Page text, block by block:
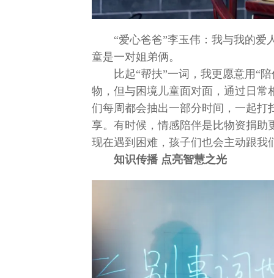
“爱心爸爸”李玉伟：我与我的爱
童是一对姐弟俩。
比起“帮扶”一词，我更愿意用“
物，但与困境儿童面对面，通过日
们每周都会抽出一部分时间，一起
享。有时候，情感陪伴是比物资捐
现在遇到困难，孩子们也会主动跟我
知识传播 点亮智慧之光